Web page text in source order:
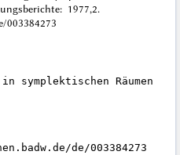
1977,2.
003384273
symplektischen Räumen
de/003384273